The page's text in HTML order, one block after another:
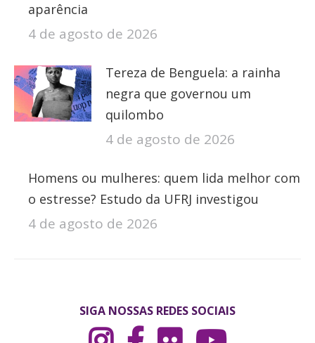
aparência
4 de agosto de 2026
Tereza de Benguela: a rainha
negra que governou um
quilombo
4 de agosto de 2026
Homens ou mulheres: quem lida melhor com
o estresse? Estudo da UFRJ investigou
4 de agosto de 2026
SIGA NOSSAS REDES SOCIAIS